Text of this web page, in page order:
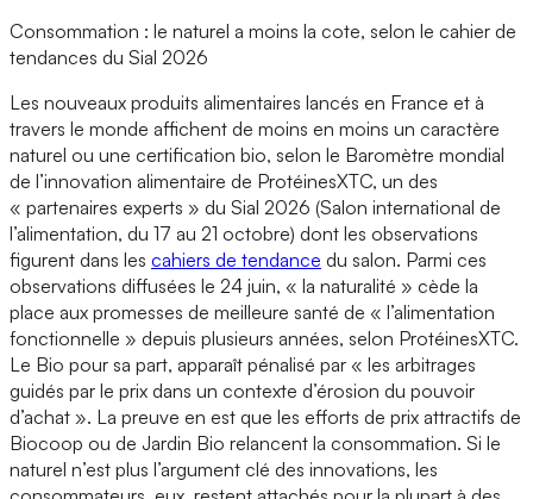
Consommation : le naturel a moins la cote, selon le cahier de
tendances du Sial 2026
Les nouveaux produits alimentaires lancés en France et à
travers le monde affichent de moins en moins un caractère
naturel ou une certification bio, selon le Baromètre mondial
de l’innovation alimentaire de ProtéinesXTC, un des
« partenaires experts » du Sial 2026 (Salon international de
l’alimentation, du 17 au 21 octobre) dont les observations
figurent dans les cahiers de tendance du salon. Parmi ces
observations diffusées le 24 juin, « la naturalité » cède la
place aux promesses de meilleure santé de « l’alimentation
fonctionnelle » depuis plusieurs années, selon ProtéinesXTC.
Le Bio pour sa part, apparaît pénalisé par « les arbitrages
guidés par le prix dans un contexte d’érosion du pouvoir
d’achat ». La preuve en est que les efforts de prix attractifs de
Biocoop ou de Jardin Bio relancent la consommation. Si le
naturel n’est plus l’argument clé des innovations, les